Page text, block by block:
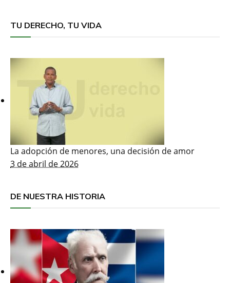
TU DERECHO, TU VIDA
La adopción de menores, una decisión de amor
3 de abril de 2026
DE NUESTRA HISTORIA